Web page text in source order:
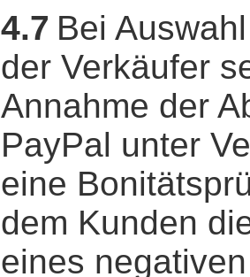
4.7 Bei
der Verkäufer
Annahme der
PayPal unter
eine
dem Kunden
eines